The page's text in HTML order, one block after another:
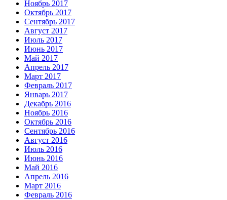
Ноябрь 2017
Октябрь 2017
Сентябрь 2017
Август 2017
Июль 2017
Июнь 2017
Май 2017
Апрель 2017
Март 2017
Февраль 2017
Январь 2017
Декабрь 2016
Ноябрь 2016
Октябрь 2016
Сентябрь 2016
Август 2016
Июль 2016
Июнь 2016
Май 2016
Апрель 2016
Март 2016
Февраль 2016